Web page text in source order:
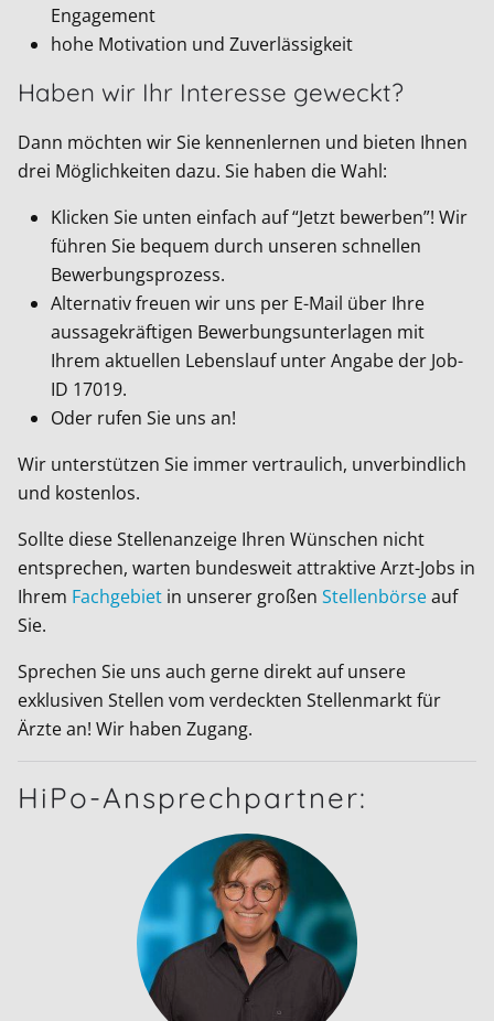
Engagement
hohe Motivation und Zuverlässigkeit
Haben wir Ihr Interesse geweckt?
Dann möchten wir Sie kennenlernen und bieten Ihnen
drei Möglichkeiten dazu. Sie haben die Wahl:
Klicken Sie unten einfach auf “Jetzt bewerben”! Wir
führen Sie bequem durch unseren schnellen
Bewerbungsprozess.
Alternativ freuen wir uns per E-Mail über Ihre
aussagekräftigen Bewerbungsunterlagen mit
Ihrem aktuellen Lebenslauf unter Angabe der Job-
ID 17019.
Oder rufen Sie uns an!
Wir unterstützen Sie immer vertraulich, unverbindlich
und kostenlos.
Sollte diese Stellenanzeige Ihren Wünschen nicht
entsprechen, warten bundesweit attraktive Arzt-Jobs in
Ihrem Fachgebiet in unserer großen Stellenbörseauf
Sie.
Sprechen Sie uns auch gerne direkt auf unsere
exklusiven Stellen vom verdeckten Stellenmarkt für
Ärzte an! Wir haben Zugang.
HiPo-Ansprechpartner: